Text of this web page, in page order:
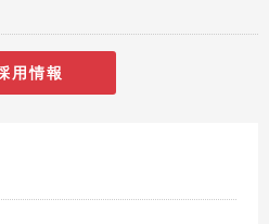
用情報